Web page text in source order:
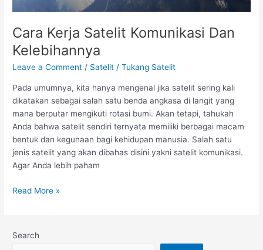
Cara Kerja Satelit Komunikasi Dan
Kelebihannya
Leave a Comment / Satelit /Tukang Satelit
Pada umumnya, kita hanya mengenal jika satelit sering kali
dikatakan sebagai salah satu benda angkasa di langit yang
mana berputar mengikuti rotasi bumi. Akan tetapi, tahukah
Anda bahwa satelit sendiri ternyata memiliki berbagai macam
bentuk dan kegunaan bagi kehidupan manusia. Salah satu
jenis satelit yang akan dibahas disini yakni satelit komunikasi.
Agar Anda lebih paham
Read More »
Search